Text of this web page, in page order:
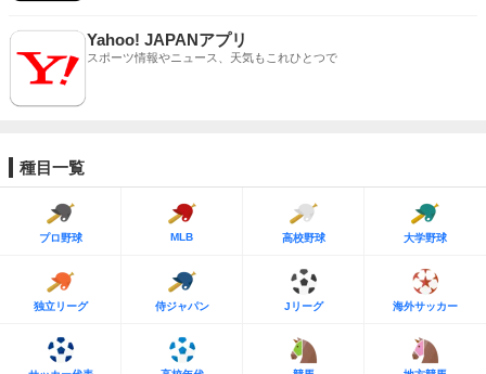
Yahoo! JAPANアプリ
スポーツ情報やニュース、天気もこれひとつで
種目一覧
プロ野球 MLB 高校野球 大学野球
独立リーグ 侍ジャパン Jリーグ 海外サッカー